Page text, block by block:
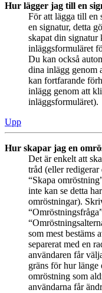
Hur lägger jag till en
För att lägga till en
en signatur, detta
skapat din signatur
inläggsformuläret
Du kan också
dina inlägg genom
kan fortfarande
inlägg genom att
inläggsformuläret).
Upp
Hur skapar jag en
Det är enkelt att
tråd (eller redigerar
“Skapa
inte kan se detta
omröstningar).
som mest bestäms
separerat med en
användaren får
gräns för hur länge
omröstning som
användarna får